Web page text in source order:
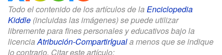
Todo el contenido de los artículos de la Enciclopedia
Kiddle (incluidas las imágenes) se puede utilizar
libremente para fines personales y educativos bajo la
licenciaAtribución-CompartirIguala menos que se indique
lo contrario. Citar este artículo: